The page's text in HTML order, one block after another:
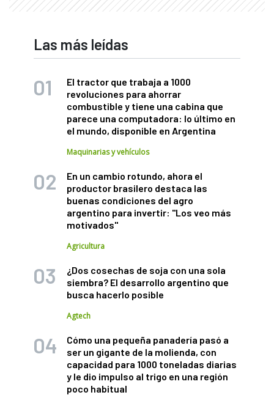
Las más leídas
El tractor que trabaja a 1000
revoluciones para ahorrar
combustible y tiene una cabina que
parece una computadora: lo último en
el mundo, disponible en Argentina
Maquinarias y vehículos
En un cambio rotundo, ahora el
productor brasilero destaca las
buenas condiciones del agro
argentino para invertir: "Los veo más
motivados"
Agricultura
¿Dos cosechas de soja con una sola
siembra? El desarrollo argentino que
busca hacerlo posible
Agtech
Cómo una pequeña panadería pasó a
ser un gigante de la molienda, con
capacidad para 1000 toneladas diarias
y le dio impulso al trigo en una región
poco habitual